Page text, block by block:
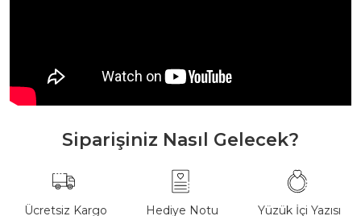
Siparişiniz Nasıl Gelecek?
Ücretsiz Kargo Hediye Notu Yüzük İçi Yazısı